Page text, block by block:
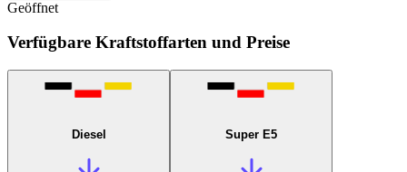
Geöffnet
Verfügbare Kraftstoffarten und Preise
Diesel Super E5